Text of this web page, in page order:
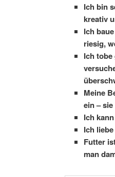
Ich bin
kreativ
Ich
riesig,
Ich
Meine
ein –
Ich
Ich
Futter
man